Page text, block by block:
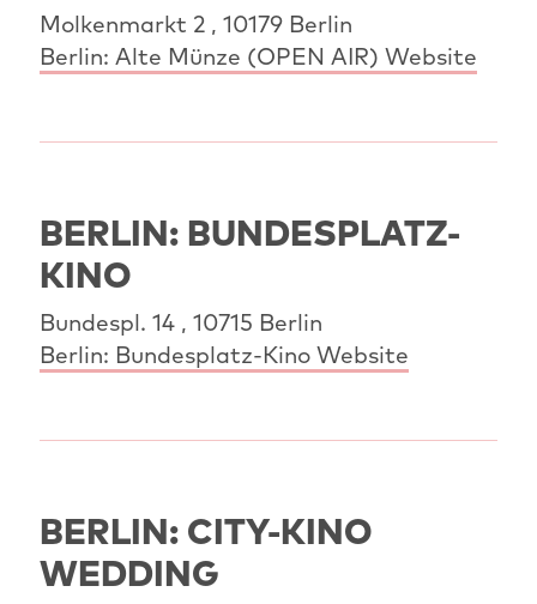
Molkenmarkt 2 , 10179 Berlin
Berlin: Alte Münze (OPEN AIR) Website
BERLIN: BUNDESPLATZ-
KINO
Bundespl. 14 , 10715 Berlin
Berlin: Bundesplatz-Kino Website
BERLIN: CITY‐KINO
WEDDING